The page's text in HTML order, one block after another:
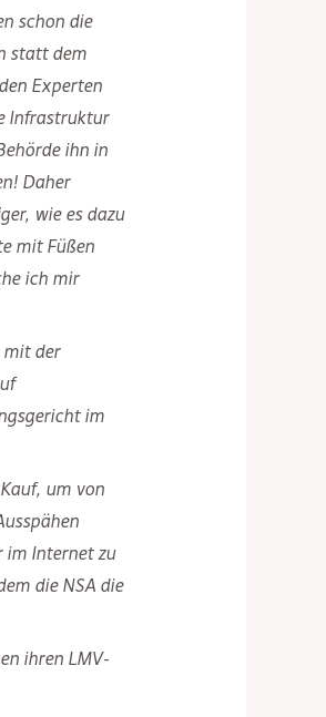
schon die
statt dem
Experten
Infrastruktur
ihn in
Daher
wie es dazu
mit Füßen
ich mir
mit der
im
um von
im Internet zu
die NSA die
ihren LMV-